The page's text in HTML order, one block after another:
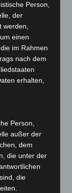
Person,
der
werden,
einen
im Rahmen
nach dem
erhalten,
Person,
außer der
dem
die unter der
die